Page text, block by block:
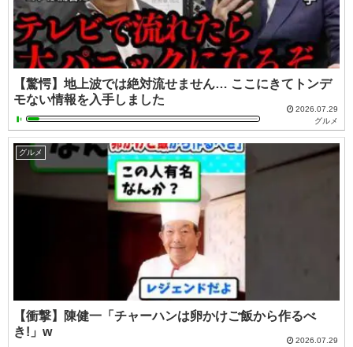
【驚愕】地上波では絶対流せません… ここにきてトンデ
モない情報を入手しました
2026.07.29
グルメ
グルメ
【衝撃】陳健一「チャーハンは卵かけご飯から作るべ
き!」w
2026.07.29